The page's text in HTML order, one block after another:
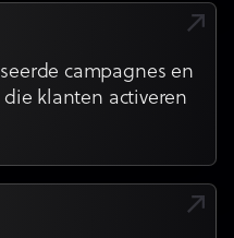
campagnes en
klanten activeren